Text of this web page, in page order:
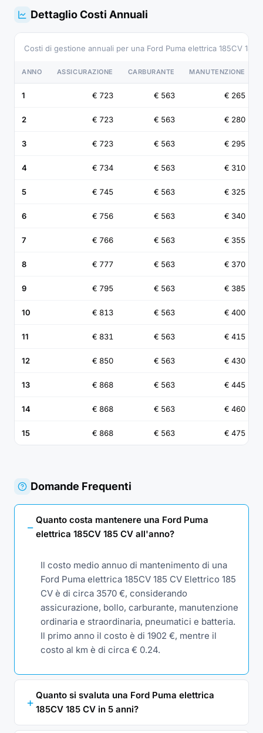
Dettaglio Costi Annuali
Costi di gestione annuali per una Ford Puma elettrica 185CV
ANNO ASSICURAZIONE CARBURANTE MANUTENZIONE
1 € 723 € 563 € 265
2 € 723 € 563 € 280
3 € 723 € 563 € 295
4 € 734 € 563 € 310
5 € 745 € 563 € 325
6 € 756 € 563 € 340
7 € 766 € 563 € 355
8 € 777 € 563 € 370
9 € 795 € 563 € 385
10 € 813 € 563 € 400
11 € 831 € 563 € 415
12 € 850 € 563 € 430
13 € 868 € 563 € 445
14 € 868 € 563 € 460
15 € 868 € 563 € 475
Domande Frequenti
Quanto costa mantenere una Ford Puma
elettrica 185CV 185 CV all'anno?
Il costo medio annuo di mantenimento di una
Ford Puma elettrica 185CV 185 CV Elettrico 185
CV è di circa 3570 €, considerando
assicurazione, bollo, carburante, manutenzione
ordinaria e straordinaria, pneumatici e batteria.
Il primo anno il costo è di 1902 €, mentre il
costo al km è di circa € 0.24.
Quanto si svaluta una Ford Puma elettrica
185CV 185 CV in 5 anni?